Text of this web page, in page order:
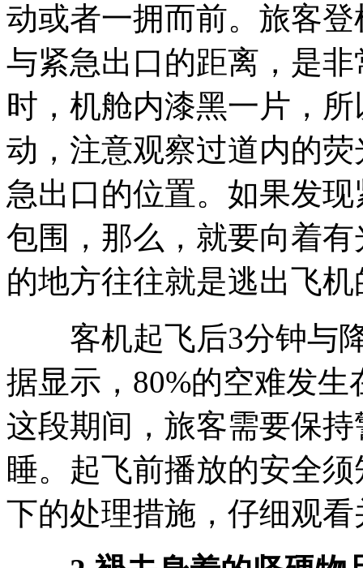
动或者一拥而前。旅客
与紧急出口的距离，是
时，机舱内漆黑一片，
动，注意观察过道内的
急出口的位置。如果发
包围，那么，就要向着
的地方往往就是逃出飞
客机起飞后3分钟与降
据显示，80%的空难发
这段期间，旅客需要保
睡。起飞前播放的安全
下的处理措施，仔细观